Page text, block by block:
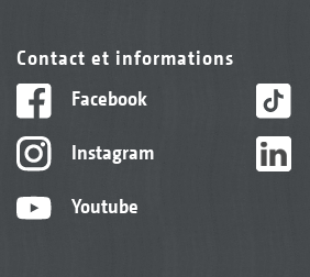
Contact et informations
Facebook
Instagram
Youtube